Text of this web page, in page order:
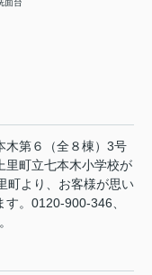
面台
木第６（全８棟）3号
里町立七本木小学校が
町より、お客様が思い
。0120-900-346、